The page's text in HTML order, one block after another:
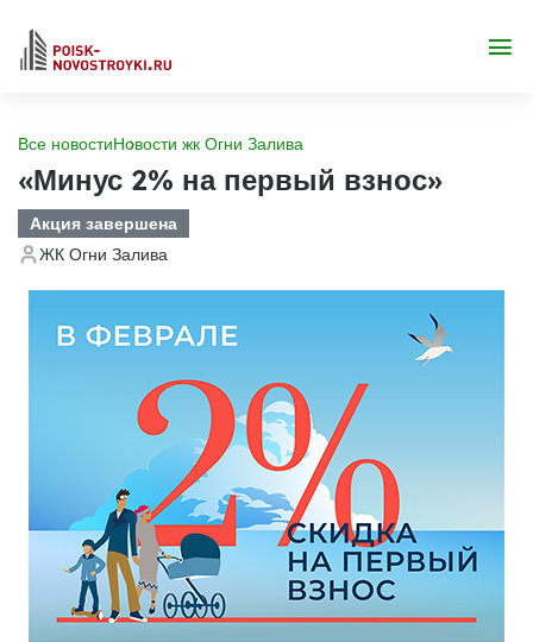
Все новостиНовости жк Огни Залива
«Минус 2% на первый взнос»
Акция завершена
ЖК Огни Залива